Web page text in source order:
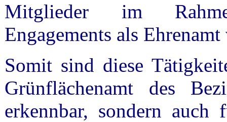
Mitglieder im
Engagements als
Somit sind diese
Grünflächenamt des
erkennbar, sondern